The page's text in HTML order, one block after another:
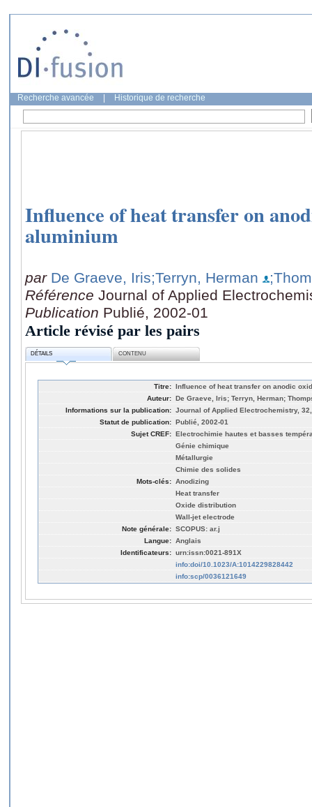
Recherche avancée Historique de recherche
Influence of heat transfer on
aluminium
par De Graeve, Iris;Terryn, Herman
Référence Journal of Applied
Publication Publié, 2002-01
Article révisé par les pairs
DÉTAILS CONTENU
Titre: Influence of heat transfer on anodic
Auteur: De Graeve, Iris; Terryn, Herman;
Informations sur la publication: Journal of Applied Electrochemistry,
Statut de publication: Publié, 2002-01
Sujet CREF: Electrochimie hautes et basses
Génie chimique
Métallurgie
Chimie des solides
Mots-clés: Anodizing
Heat transfer
Oxide distribution
Wall-jet electrode
Note générale: SCOPUS: ar.j
Langue: Anglais
Identificateurs: urn:issn:0021-891X
info:doi/10.1023/A:1014229828442
info:scp/0036121649